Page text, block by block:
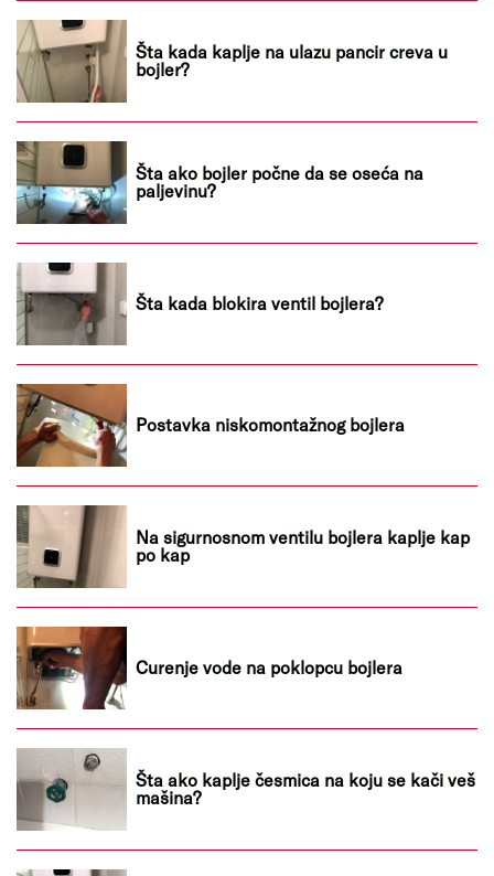
Šta kada kaplje na ulazu pancir creva u
bojler?
Šta ako bojler počne da se oseća na
paljevinu?
Šta kada blokira ventil bojlera?
Postavka niskomontažnog bojlera
Na sigurnosnom ventilu bojlera kaplje kap
po kap
Curenje vode na poklopcu bojlera
Šta ako kaplje česmica na koju se kači veš
mašina?